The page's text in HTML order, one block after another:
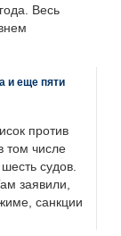
Весь
и еще пяти
против
том числе
судов.
заявили,
санкции